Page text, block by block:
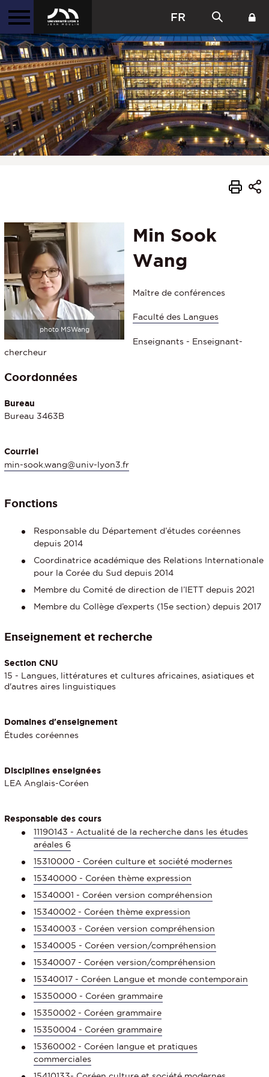
FR
photo MSWang
Min Sook
Wang
Maître de conférences
Faculté des Langues
Enseignants - Enseignant-
chercheur
Coordonnées
Bureau
Bureau 3463B
Courriel
min-sook.wang@univ-lyon3.fr
Fonctions
Responsable du Département d’études coréennes
depuis 2014
Coordinatrice académique des Relations Internationale
pour la Corée du Sud depuis 2014
Membre du Comité de direction de l’IETT depuis 2021
Membre du Collège d’experts (15e section) depuis 2017
Enseignement et recherche
Section CNU
15 - Langues, littératures et cultures africaines, asiatiques et
d'autres aires linguistiques
Domaines d'enseignement
Études coréennes
Disciplines enseignées
LEA Anglais-Coréen
Responsable des cours
11190143 - Actualité de la recherche dans les études
aréales 6
15310000 - Coréen culture et société modernes
15340000 - Coréen thème expression
15340001 - Coréen version compréhension
15340002 - Coréen thème expression
15340003 - Coréen version compréhension
15340005 - Coréen version/compréhension
15340007 - Coréen version/compréhension
15340017 - Coréen Langue et monde contemporain
15350000 - Coréen grammaire
15350002 - Coréen grammaire
15350004 - Coréen grammaire
15360002 - Coréen langue et pratiques
commerciales